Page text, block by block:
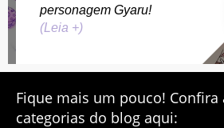
personagem Gyaru!
(Leia +)
Fique mais um pouco! Confira
categorias do blog aqui: